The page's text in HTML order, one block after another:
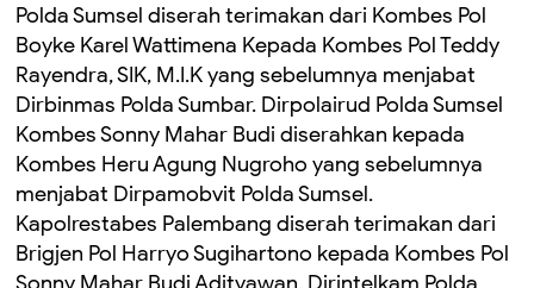
Polda Sumsel diserah terimakan dari Kombes Pol
Boyke Karel Wattimena Kepada Kombes Pol Teddy
Rayendra, SIK, M.I.K yang sebelumnya menjabat
Dirbinmas Polda Sumbar. Dirpolairud Polda Sumsel
Kombes Sonny Mahar Budi diserahkan kepada
Kombes Heru Agung Nugroho yang sebelumnya
menjabat Dirpamobvit Polda Sumsel.
Kapolrestabes Palembang diserah terimakan dari
Brigjen Pol Harryo Sugihartono kepada Kombes Pol